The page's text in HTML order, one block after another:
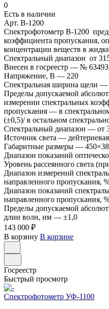
0
Есть в наличии
Арт. В-1200
Спектрофотометр В-1200
коэффициента пропускания,
концентрации веществ в
Спектральный диапазон от
Внесен в госреестр — №
Напряжение, В — 220
Спектральная ширина щели —
Пределы допускаемой
измерении спектральных
пропускания — в
(±0,5)/ в остальном
Спектральный диапазон — от
Источник света —
Габаритные размеры —
Диапазон показаний
Уровень рассеянного света
Диапазон измерений
направленного пропускания,
Диапазон показаний
направленного пропускания,
Пределы допускаемой
длин волн, нм — ±1,0
143 000 ₽
В корзину В корзине
Госреестр
Быстрый просмотр
Спектрофотометр УФ-1100